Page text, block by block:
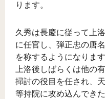
ります。
久秀は長慶に従って上
に任官し、弾正忠の唐
を称するようになります
上洛後しばらくは他の
掃討の役目を任され、
等持院に攻め込んでき